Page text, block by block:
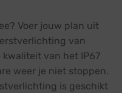
Voer jouw plan uit
van
kwaliteit van het IP67
weer je niet stoppen.
is geschikt